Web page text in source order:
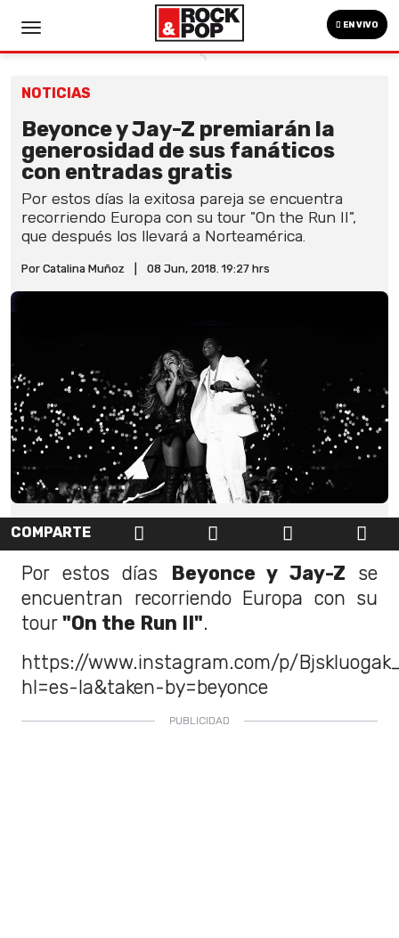
EN VIVO
NOTICIAS
Beyonce y Jay-Z premiarán la
generosidad de sus fanáticos
con entradas gratis
Por estos días la exitosa pareja se encuentra
recorriendo Europa con su tour "On the Run II",
que después los llevará a Norteamérica.
Por Catalina Muñoz 08 Jun, 2018. 19:27 hrs
COMPARTE
Por estos días Beyonce y Jay-Z se
encuentran recorriendo Europa con su
tour "On the Run II".
https://www.instagram.com/p/
hl=es-la&taken-by=beyonce